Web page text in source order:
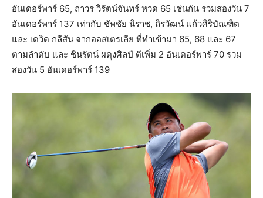
อันเดอร์พาร์ 65, ถาวร วิรัตน์จันทร์ หวด 65 เช่นกัน รวมสองวัน 7
อันเดอร์พาร์ 137 เท่ากับ ชัพชัย นิราช, ถิรวัฒน์ แก้วศิริบัณฑิต
และ เดวิด กลีสัน จากออสเตรเลีย ที่ทำเข้ามา 65, 68 และ 67
ตามลำดับ และ ชินรัตน์ ผดุงศิลป์ ตีเพิ่ม 2 อันเดอร์พาร์ 70 รวม
สองวัน 5 อันเดอร์พาร์ 139